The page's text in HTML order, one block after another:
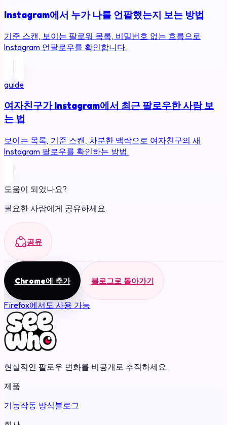
Instagram에서 누가 나를 언팔했는지 보는 방법
기준 스캔, 보이는 팔로워 목록, 비밀번호 없는 흐름으로
Instagram 언팔로우를 확인합니다.
guide
여자친구가 Instagram에서 최근 팔로우한 사람 보
는 법
보이는 목록, 기준 스캔, 차분한 맥락으로 여자친구의 새
Instagram 팔로우를 확인하는 방법.
도움이 되었나요?
필요한 사람에게 공유하세요.
공유
Chrome에 추가 블로그로 돌아가기
Firefox에서도 사용 가능
현실적인 팔로우 변화를 비공개로 추적하세요.
제품
기능작동 방식블로그